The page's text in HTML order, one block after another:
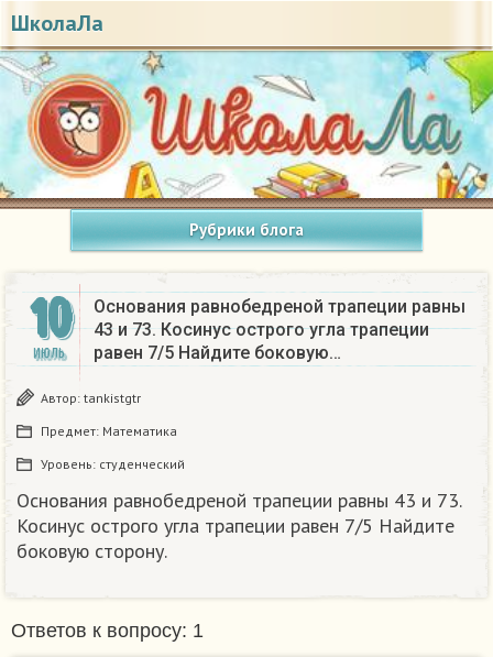
ШколаЛа
Рубрики блога
10
ИЮЛЬ
Основания равнобедреной трапеции равны
43 и 73. Косинус острого угла трапеции
равен 7/5 Найдите боковую…
Автор: tankistgtr
Предмет: Математика
Уровень: студенческий
Основания равнобедреной трапеции равны 43 и 73.
Косинус острого угла трапеции равен 7/5 Найдите
боковую сторону.
Ответов к вопросу: 1